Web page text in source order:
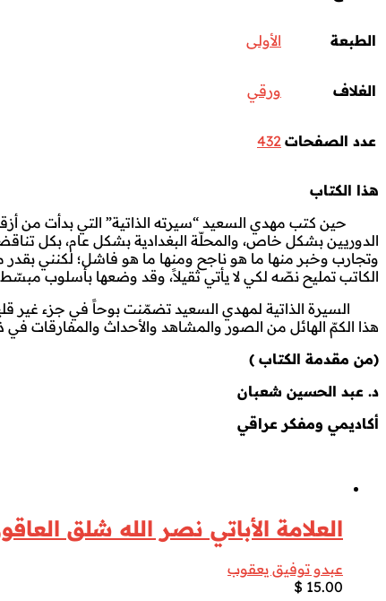
الطبعة الأولى
الغلاف ورقي
عدد الصفحات 432
هذا الكتاب
حين كتب مهدي السعيد “سيرته الذاتية” التي بدأت من
الدوريين بشكل خاص، والمحلّة البغدادية بشكل عام، بكل
وتجارب وخبر منها ما هو ناجح ومنها ما هو فاشل؛ لكنني
الكاتب تمليح نصّه لكي لا يأتي ثقيلاً، وقد وضعها بأسلوب
السيرة الذاتية لمهدي السعيد تضمّنت بوحاً في جزء غير
هذا الكمّ الهائل من الصور والمشاهد والأحداث والمفارقات
(من مقدمة الكتاب )
د. عبد الحسين شعبان
أكاديمي ومفكر عراقي
العلامة الأباتي نصر الله شلق العاقوري 1564-
عبدو توفيق يعقوب
$ 15.00